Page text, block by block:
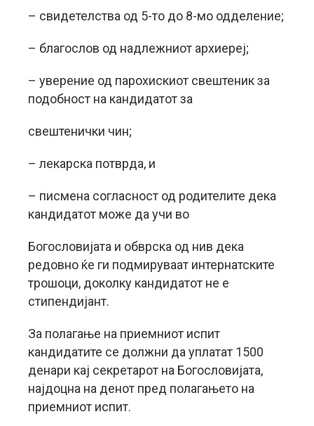
– свидетелства од 5-то до 8-мо одделение;
– благослов од надлежниот архиереј;
– уверение од парохискиот свештеник за
подобност на кандидатот за
свештенички чин;
– лекарска потврда, и
– писмена согласност од родителите дека
кандидатот може да учи во
Богословијата и обврска од нив дека
редовно ќе ги подмируваат интернатските
трошоци, доколку кандидатот не е
стипендијант.
За полагање на приемниот испит
кандидатите се должни да уплатат 1500
денари кај секретарот на Богословијата,
најдоцна на денот пред полагањето на
приемниот испит.